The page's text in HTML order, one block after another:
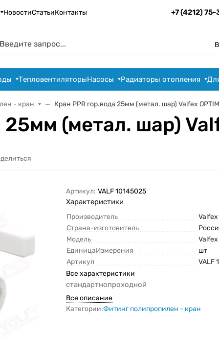
НовостиСтатьиКонтакты +7 (4212)
ТепловентиляторыНасосы Радиаторы отопления
- кран Кран PPR гор.вода 25мм (метал. шар) Valfex
25мм (метал. шар)
Артикул: VALF 10145025
Характеристики
Производитель
Valfex
Страна-изготовитель
Модель
Valfex
ЕдиницаИзмерения
шт
Артикул
VALF
Все характеристики
стандартнопроходной
Все описание
Категории:Фитинг полипропилен - кран